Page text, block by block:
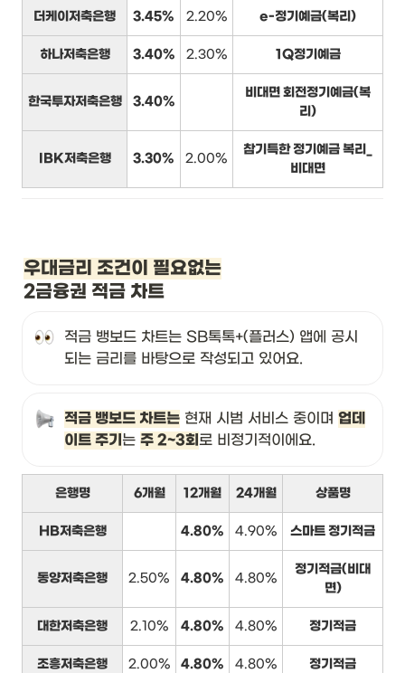
더케이저축은행 3.45% 2.20% e-정기예금(복리)
하나저축은행 3.40% 2.30% 1Q정기예금
한국투자저축은행 3.40%
비대면 회전정기예금(복
리)
IBK저축은행 3.30% 2.00%
참기특한 정기예금 복리_
비대면
우대금리 조건이 필요없는
2금융권 적금 차트
적금 뱅보드 차트는 SB톡톡+(플러스) 앱에 공시
되는 금리를 바탕으로 작성되고 있어요.
적금 뱅보드 차트는 현재 시범 서비스 중이며 업데
이트 주기 는 주 2~3회 로 비정기적이에요.
은행명 6개월 12개월 24개월 상품명
HB저축은행 4.80% 4.90% 스마트 정기적금
동양저축은행 2.50% 4.80% 4.80%
정기적금(비대
면)
대한저축은행 2.10% 4.80% 4.80% 정기적금
조흥저축은행 2.00% 4.80% 4.80% 정기적금